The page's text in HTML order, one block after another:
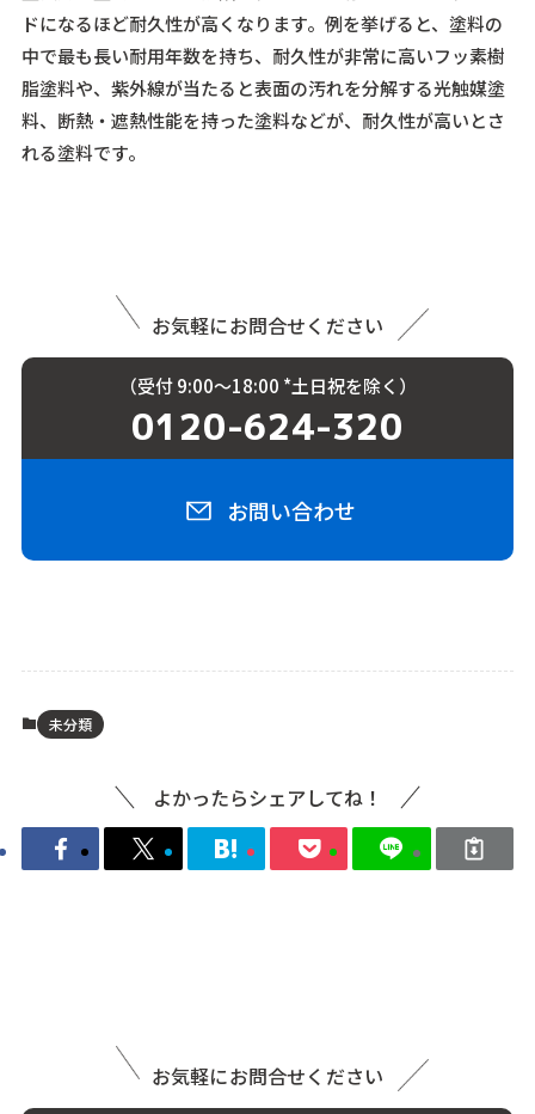
ドになるほど耐久性が高くなります。例を挙げると、塗料の
中で最も長い耐用年数を持ち、耐久性が非常に高いフッ素樹
脂塗料や、紫外線が当たると表面の汚れを分解する光触媒塗
料、断熱・遮熱性能を持った塗料などが、耐久性が高いとさ
れる塗料です。
お気軽にお問合せください
（受付 9:00〜18:00 *土日祝を除く）
0120-624-320
お問い合わせ
未分類
よかったらシェアしてね！
お気軽にお問合せください